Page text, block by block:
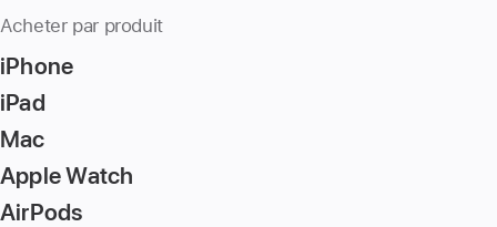
Acheter par produit
iPhone
iPad
Mac
Apple Watch
AirPods